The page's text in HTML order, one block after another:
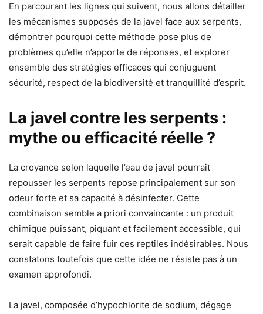
En parcourant les lignes qui suivent, nous allons détailler
les mécanismes supposés de la javel face aux serpents,
démontrer pourquoi cette méthode pose plus de
problèmes qu’elle n’apporte de réponses, et explorer
ensemble des stratégies efficaces qui conjuguent
sécurité, respect de la biodiversité et tranquillité d’esprit.
La javel contre les serpents :
mythe ou efficacité réelle ?
La croyance selon laquelle l’eau de javel pourrait
repousser les serpents repose principalement sur son
odeur forte et sa capacité à désinfecter. Cette
combinaison semble a priori convaincante : un produit
chimique puissant, piquant et facilement accessible, qui
serait capable de faire fuir ces reptiles indésirables. Nous
constatons toutefois que cette idée ne résiste pas à un
examen approfondi.
La javel, composée d’hypochlorite de sodium, dégage